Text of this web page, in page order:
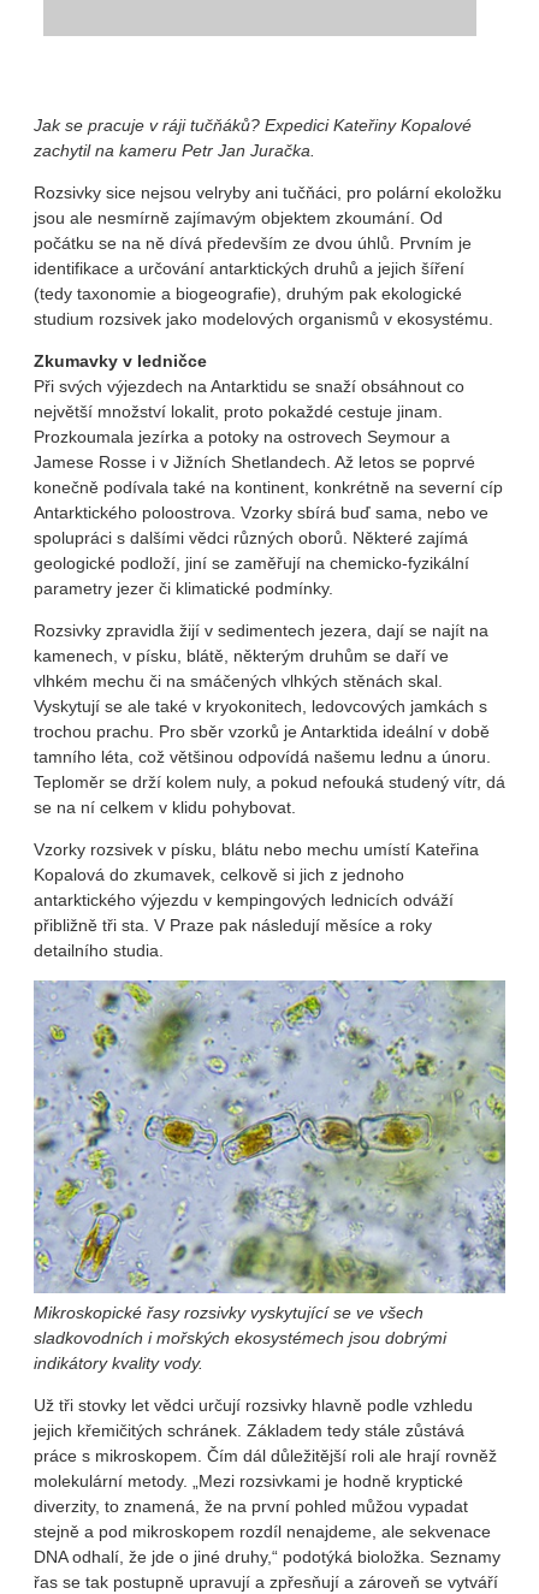
Jak se pracuje v ráji tučňáků? Expedici Kateřiny Kopalové
zachytil na kameru Petr Jan Juračka.
Rozsivky sice nejsou velryby ani tučňáci, pro polární ekoložku
jsou ale nesmírně zajímavým objektem zkoumání. Od
počátku se na ně dívá především ze dvou úhlů. Prvním je
identifikace a určování antarktických druhů a jejich šíření
(tedy taxonomie a biogeografie), druhým pak ekologické
studium rozsivek jako modelových organismů v ekosystému.
Zkumavky v ledničce
Při svých výjezdech na Antarktidu se snaží obsáhnout co
největší množství lokalit, proto pokaždé cestuje jinam.
Prozkoumala jezírka a potoky na ostrovech Seymour a
Jamese Rosse i v Jižních Shetlandech. Až letos se poprvé
konečně podívala také na kontinent, konkrétně na severní cíp
Antarktického poloostrova. Vzorky sbírá buď sama, nebo ve
spolupráci s dalšími vědci různých oborů. Některé zajímá
geologické podloží, jiní se zaměřují na chemicko-fyzikální
parametry jezer či klimatické podmínky.
Rozsivky zpravidla žijí v sedimentech jezera, dají se najít na
kamenech, v písku, blátě, některým druhům se daří ve
vlhkém mechu či na smáčených vlhkých stěnách skal.
Vyskytují se ale také v kryokonitech, ledovcových jamkách s
trochou prachu. Pro sběr vzorků je Antarktida ideální v době
tamního léta, což většinou odpovídá našemu lednu a únoru.
Teploměr se drží kolem nuly, a pokud nefouká studený vítr, dá
se na ní celkem v klidu pohybovat.
Vzorky rozsivek v písku, blátu nebo mechu umístí Kateřina
Kopalová do zkumavek, celkově si jich z jednoho
antarktického výjezdu v kempingových lednicích odváží
přibližně tři sta. V Praze pak následují měsíce a roky
detailního studia.
Mikroskopické řasy rozsivky vyskytující se ve všech
sladkovodních i mořských ekosystémech jsou dobrými
indikátory kvality vody.
Už tři stovky let vědci určují rozsivky hlavně podle vzhledu
jejich křemičitých schránek. Základem tedy stále zůstává
práce s mikroskopem. Čím dál důležitější roli ale hrají rovněž
molekulární metody. „Mezi rozsivkami je hodně kryptické
diverzity, to znamená, že na první pohled můžou vypadat
stejně a pod mikroskopem rozdíl nenajdeme, ale sekvenace
DNA odhalí, že jde o jiné druhy,“ podotýká bioložka. Seznamy
řas se tak postupně upravují a zpřesňují a zároveň se vytváří